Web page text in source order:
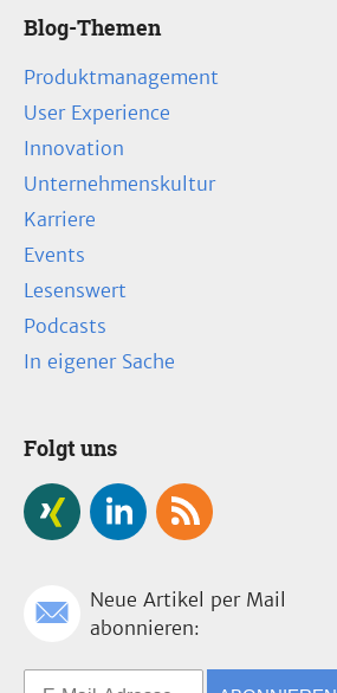
Blog-Themen
Produktmanagement
User Experience
Innovation
Unternehmenskultur
Karriere
Events
Lesenswert
Podcasts
In eigener Sache
Folgt uns
Neue Artikel per Mail
abonnieren: